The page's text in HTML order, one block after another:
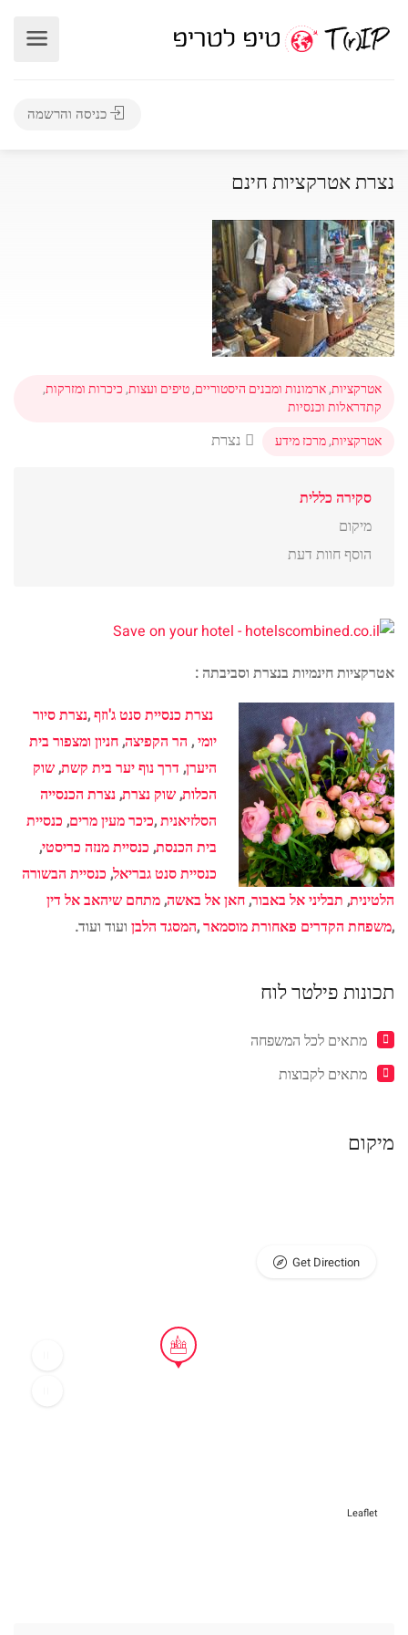
כניסה והרשמה
נצרת אטרקציות חינם
אטרקציות,ארמונות ומבנים היסטוריים,טיפים ועצות,כיכרות ומזרקות,
קתדראלות וכנסיות
אטרקציות,מרכז מידע נצרת
סקירה כללית
מיקום
הוסף חוות דעת
אטרקציות חינמיות בנצרת וסביבתה :
נצרת כנסיית סנט ג'וזף,נצרת סיור
יומי, הר הקפיצה,חניון ומצפור בית
היערן, דרך נוף יער בית קשת,שוק
הכלות,שוק נצרת,נצרת הכנסייה
הסלזיאנית,כיכר מעין מרים, כנסיית
בית הכנסת, כנסיית מנזה כריסטי,
כנסיית סנט גבריאל, כנסיית הבשורה
הלטינית, תבליני אל באבור,חאן אל באשה,מתחם שיהאב אל דין
,משפחת הקדרים פאחורת מוסמאר,המסגד הלבן ועוד ועוד.
תכונות פילטר לוח
מתאים לכל המשפחה
מתאים לקבוצות
מיקום
Leaflet
Get Direction